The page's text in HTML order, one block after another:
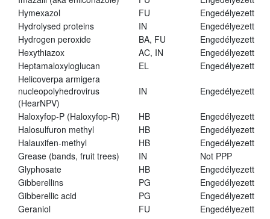
Hymexazol
FU
Engedélyezett
Hydrolysed proteins
IN
Engedélyezett
Hydrogen peroxide
BA, FU
Engedélyezett
Hexythiazox
AC, IN
Engedélyezett
Heptamaloxyloglucan
EL
Engedélyezett
Helicoverpa armigera
nucleopolyhedrovirus
(HearNPV)
IN Engedélyezett
Haloxyfop-P (Haloxyfop-R) HB
Engedélyezett
Halosulfuron methyl
HB
Engedélyezett
Halauxifen-methyl
HB
Engedélyezett
Grease (bands, fruit trees)
IN
Not PPP
Glyphosate
HB
Engedélyezett
Gibberellins
PG
Engedélyezett
Gibberellic acid
PG
Engedélyezett
Geraniol
FU
Engedélyezett